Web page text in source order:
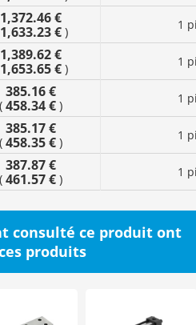
1,372.46 €
1,633.23 € ) 1
1,389.62 €
1,653.65 € ) 1
385.16 €
( 458.34 € ) 1
385.17 €
( 458.35 € ) 1
387.87 €
( 461.57 € ) 1
consulté ce produit ont
produits